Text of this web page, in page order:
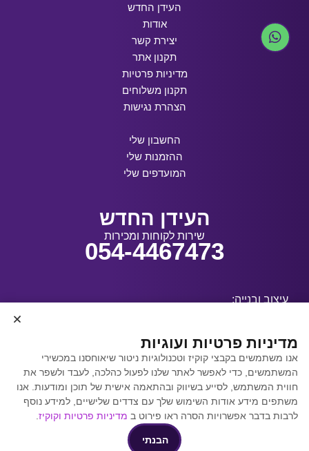
העידן החדש
אודות
יצירת קשר
תקנון אתר
מדיניות פרטיות
תקנון משלוחים
הצהרת נגישות
החשבון שלי
ההזמנות שלי
המועדפים שלי
העידן החדש
שירות לקוחות ומכירות
054-4467473
עיצוב ובנייה:
קידום אתרים באמצעות
Y.Y. Digital
מדיניות פרטיות ועוגיות
אנו משתמשים בקבצי קוקיז וטכנולוגיות ניטור שיאוחסנו במכשירי
המשתמשים, כדי לאפשר לאתר שלנו לפעול כהלכה, לעבד ולשפר את
חווית המשתמש, לסייע בשיווק ובהתאמה אישית של תוכן ומודעות. אנו
משתפים מידע אודות השימוש שלך עם צדדים שלישיים, למידע נוסף
לרבות בדבר אפשרויות הסרה ראו פירוט ב מדיניות פרטיות וקוקיז
הבנתי